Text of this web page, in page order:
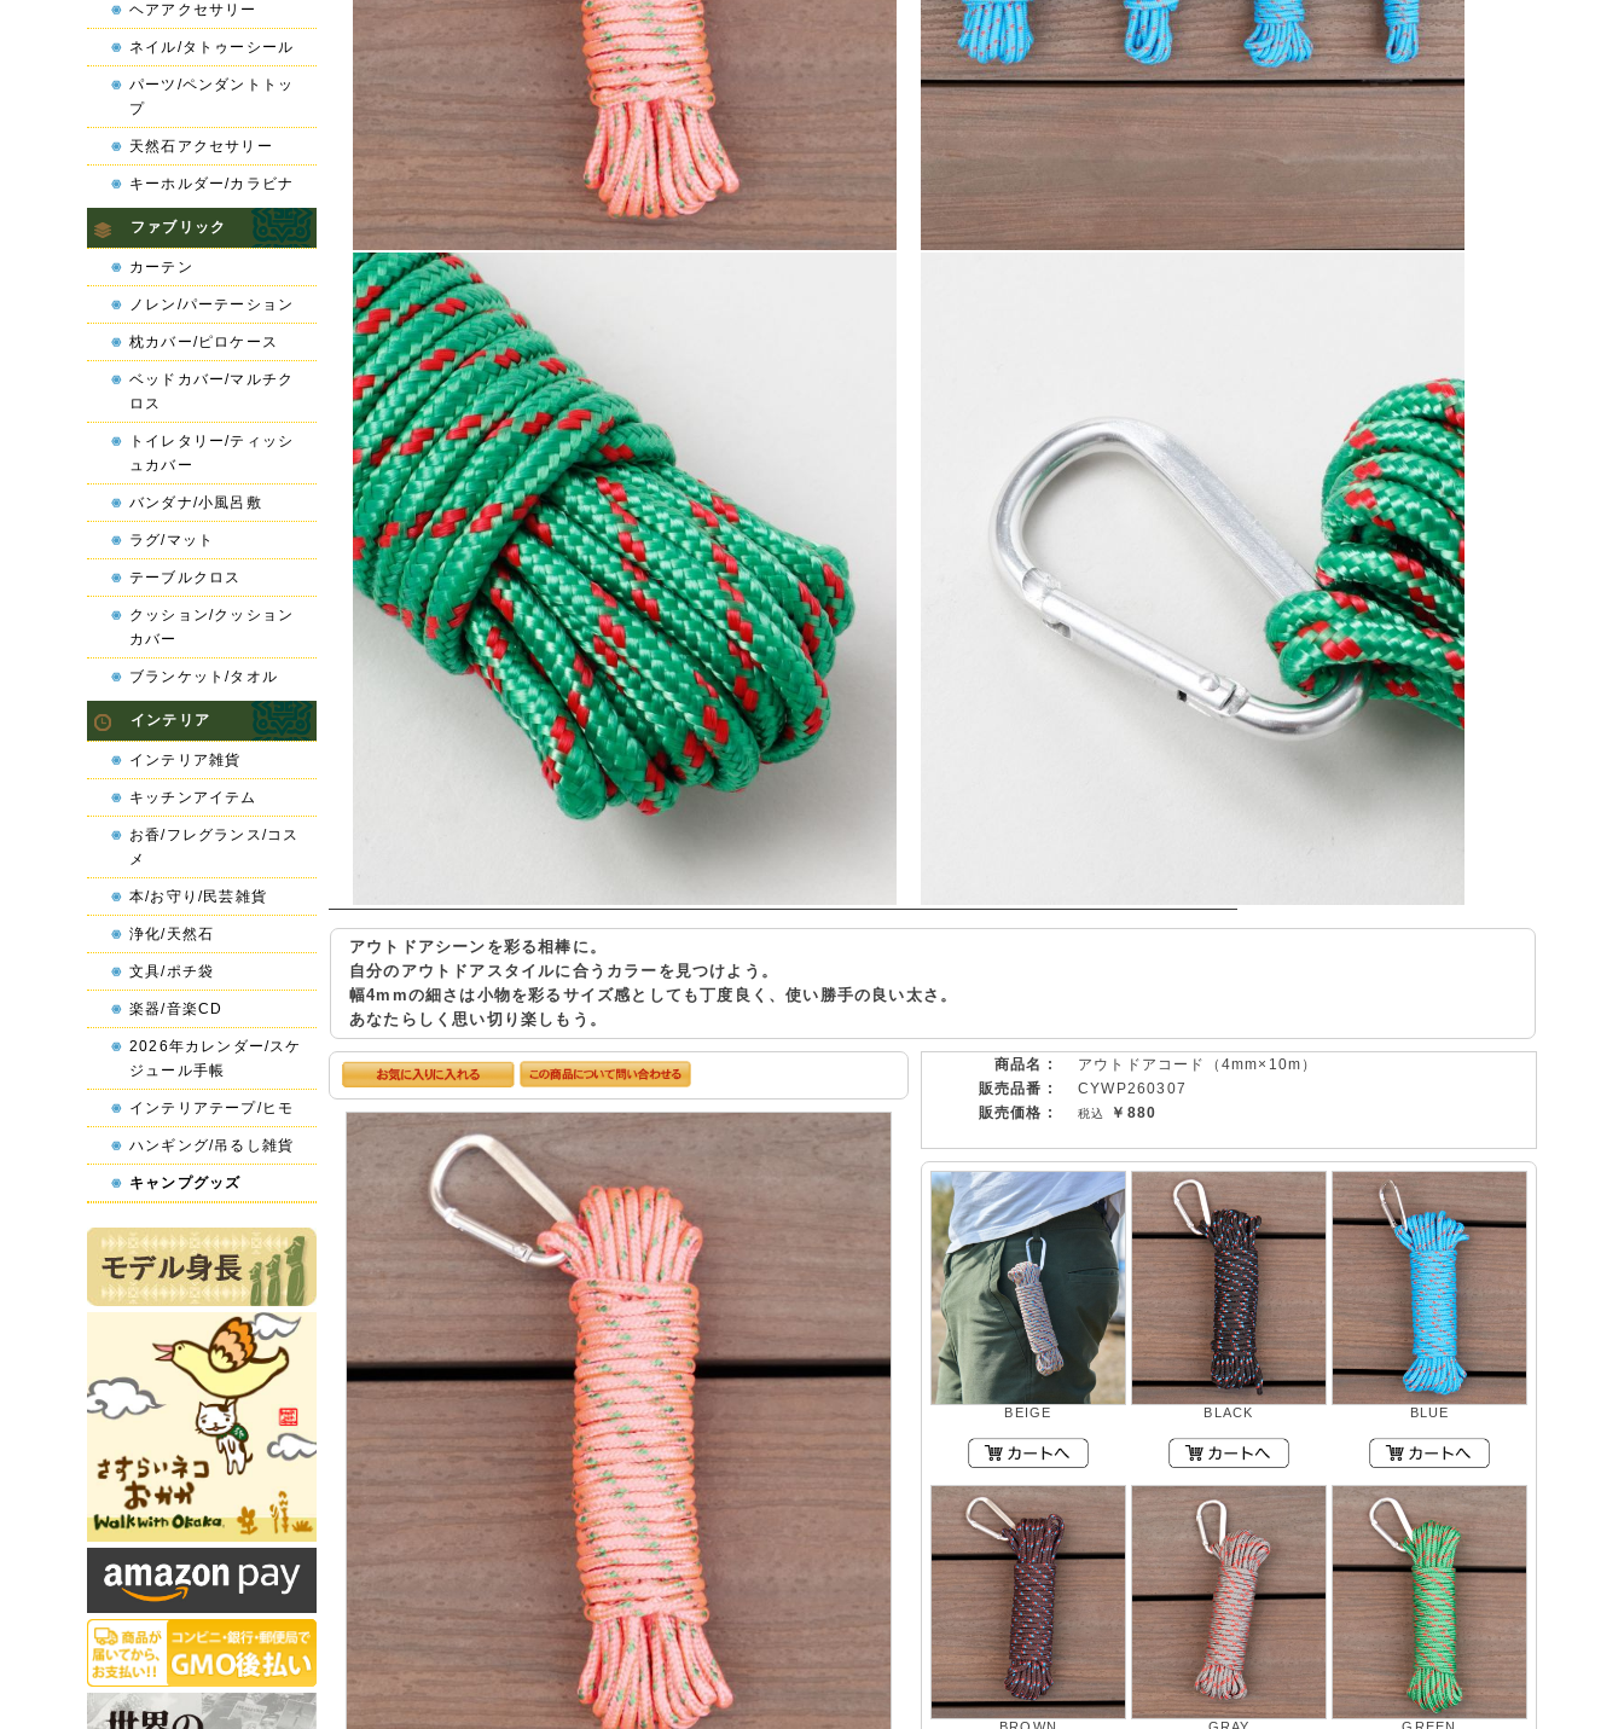
アウトドアシーンを彩る相棒に。
自分のアウトドアスタイルに合うカラーを見つけよう。
幅4mmの細さは小物を彩るサイズ感としても丁度良く、使い勝手の良い太さ。
あなたらしく思い切り楽しもう。
商品名 :
アウトドアコード（4mm×10m）
販売品番 :
CYWP260307
販売価格 :
￥880
BEIGE BLACK BLUE
ヘアアクセサリー
ネイル/タトゥーシール
パーツ/ペンダントトッ
プ
天然石アクセサリー
キーホルダー/カラビナ
ファブリック
カーテン
ノレン/パーテーション
枕カバー/ピロケース
ベッドカバー/マルチク
ロス
トイレタリー/ティッシ
ュカバー
バンダナ/小風呂敷
ラグ/マット
テーブルクロス
クッション/クッション
カバー
ブランケット/タオル
インテリア
インテリア雑貨
キッチンアイテム
お香/フレグランス/コス
メ
本/お守り/民芸雑貨
浄化/天然石
文具/ポチ袋
楽器/音楽CD
2026年カレンダー/スケ
ジュール手帳
インテリアテープ/ヒモ
ハンギング/吊るし雑貨
キャンプグッズ